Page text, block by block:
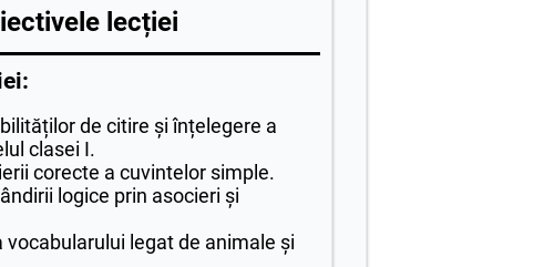
lecției
de citire și înțelegere a
clasei I.
corecte a cuvintelor simple.
logice prin asocieri și
legat de animale și